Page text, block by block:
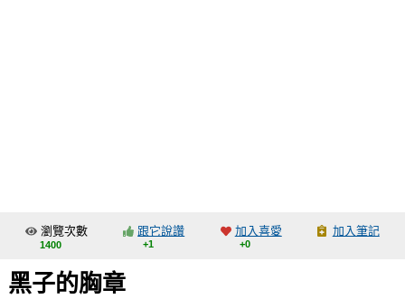
交流中心
攤位轉讓區
瀏覽次數
1400
跟它說讚
+1
加入喜愛
+0
加入筆記
黑子的胸章